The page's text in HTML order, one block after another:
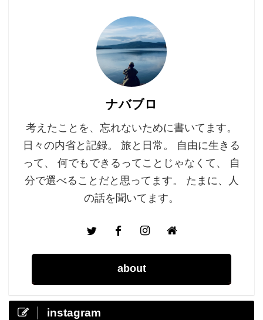
ナバブロ
考えたことを、忘れないために書いてます。
日々の内省と記録。 旅と日常。 自由に生きる
って、 何でもできるってことじゃなくて、 自
分で選べることだと思ってます。 たまに、人
の話を聞いてます。
about
instagram